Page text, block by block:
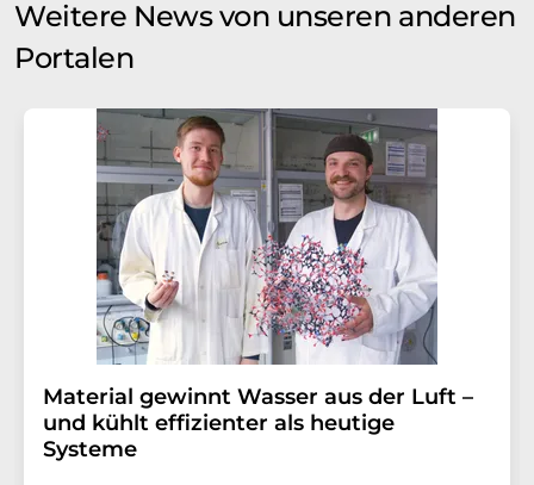
Weitere News von unseren anderen
Portalen
Material gewinnt Wasser aus der Luft –
und kühlt effizienter als heutige
Systeme